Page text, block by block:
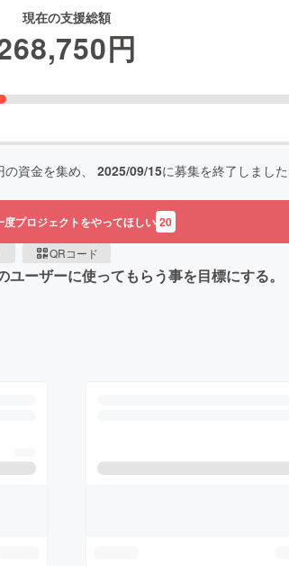
現在の支援総額
円
の資金を集め、 2025/09/15に募集を終了しました
度プロジェクトをやってほしい 20
QRコード
ーザーに使ってもらう事を目標にする。